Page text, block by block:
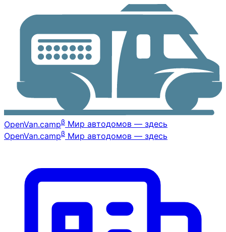
OpenVan.campβ Мир автодомов — здесь
OpenVan.campβ Мир автодомов — здесь